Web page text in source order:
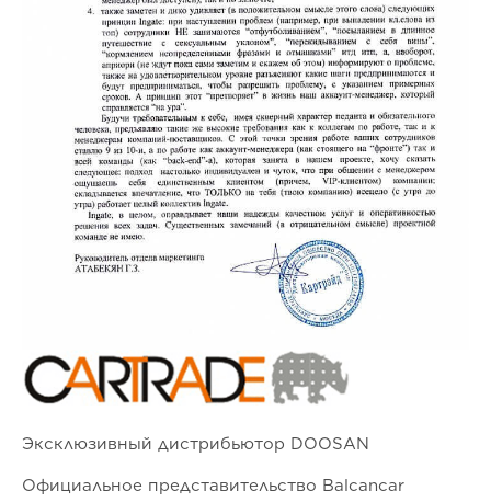
Эксклюзивный дистрибьютор DOOSAN
Официальное представительство Balcancar